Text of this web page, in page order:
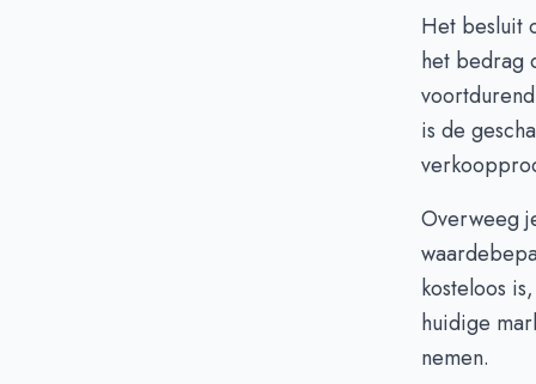
Juli
Augustus
September
€
Oktober
November
December €
Februari
Maart
April
Mei
Juni
Het besluit
het bedrag
is de
Overweeg
kosteloos
huidige
nemen.